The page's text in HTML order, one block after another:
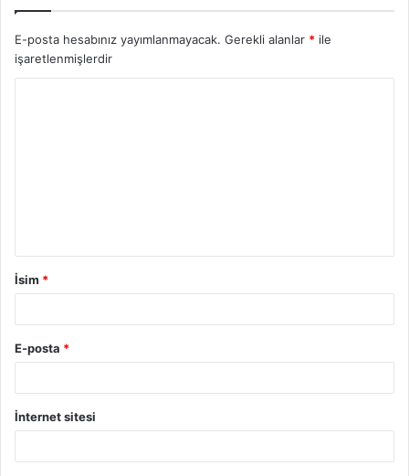
E-posta hesabınız yayımlanmayacak. Gerekli alanlar * ile
işaretlenmişlerdir
İsim *
E-posta *
İnternet sitesi